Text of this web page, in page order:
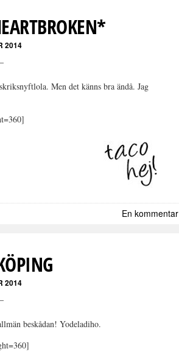
2014
Men det känns bra ändå. Jag
En kommentar
2014
beskådan! Yodeladiho.